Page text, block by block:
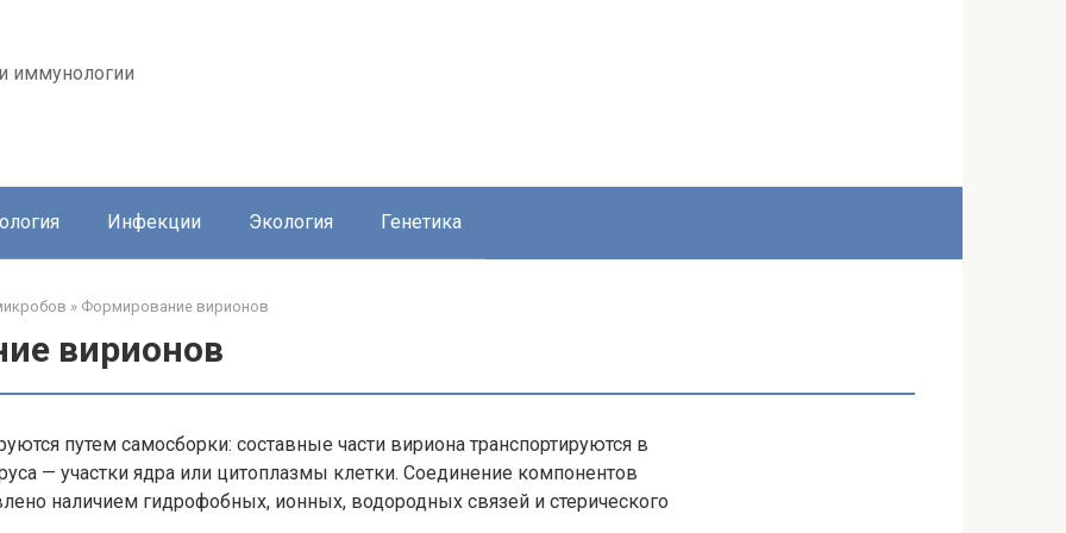
иммунологии
Инфекции Экология Генетика
» Формирование вирионов
вирионов
путем самосборки: составные части вириона транспортируются в
— участки ядра или цитоплазмы клетки. Соединение компонентов
наличием гидрофобных, ионных, водородных связей и стерического